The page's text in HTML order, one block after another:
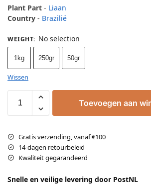
Plant Part - Liaan
Country - Brazilië
WEIGHT: No selection
1kg 250gr 50gr
Wissen
Toevoegen aan
Gratis verzending, vanaf €100
14-dagen retourbeleid
Kwaliteit gegarandeerd
Snelle en veilige levering door PostNL